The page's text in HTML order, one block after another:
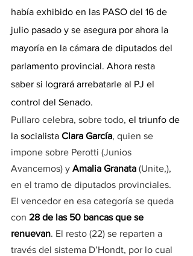
había exhibido en las PASO del 16 de
julio pasado y se asegura por ahora la
mayoría en la cámara de diputados del
parlamento provincial. Ahora resta
saber si logrará arrebatarle al PJ el
control del Senado.
Pullaro celebra, sobre todo, el triunfo de
la socialista Clara García, quien se
impone sobre Perotti (Junios
Avancemos) y Amalia Granata (Unite,),
en el tramo de diputados provinciales.
El vencedor en esa categoría se queda
con 28 de las 50 bancas que se
renuevan. El resto (22) se reparten a
través del sistema D’Hondt, por lo cual